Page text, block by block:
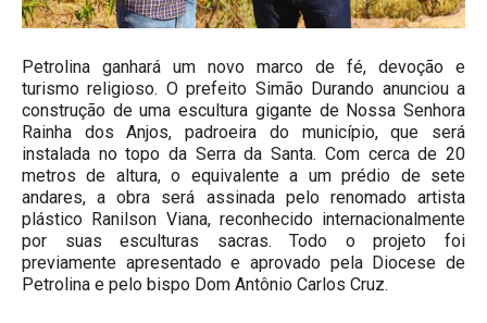
Petrolina ganhará um novo marco de fé, devoção e
turismo religioso. O prefeito Simão Durando anunciou a
construção de uma escultura gigante de Nossa Senhora
Rainha dos Anjos, padroeira do município, que será
instalada no topo da Serra da Santa. Com cerca de 20
metros de altura, o equivalente a um prédio de sete
andares, a obra será assinada pelo renomado artista
plástico Ranilson Viana, reconhecido internacionalmente
por suas esculturas sacras. Todo o projeto foi
previamente apresentado e aprovado pela Diocese de
Petrolina e pelo bispo Dom Antônio Carlos Cruz.